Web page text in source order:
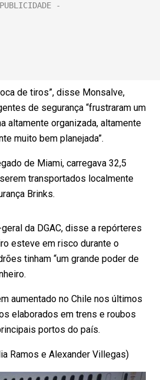
de tiros”, disse Monsalve,
de segurança “frustraram um
altamente organizada, altamente
muito bem planejada”.
de Miami, carregava 32,5
transportados localmente
Brinks.
da DGAC, disse a repórteres
esteve em risco durante o
tinham “um grande poder de
aumentado no Chile nos últimos
elaborados em trens e roubos
portos do país.
Ramos e Alexander Villegas)